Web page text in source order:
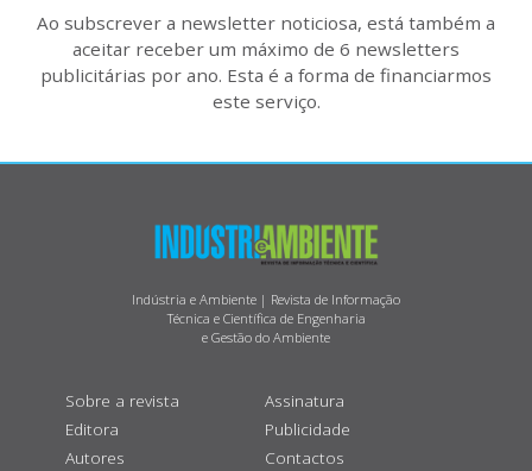
Ao subscrever a newsletter noticiosa, está também a
aceitar receber um máximo de 6 newsletters
publicitárias por ano. Esta é a forma de financiarmos
este serviço.
Indústria e Ambiente | Revista de Informação
Técnica e Científica de Engenharia
e Gestão do Ambiente
Sobre a revista
Editora
Autores
Assinatura
Publicidade
Contactos